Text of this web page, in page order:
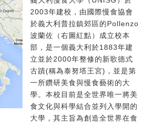
2003年建校，由國際慢食協會
於義大利普拉鎮郊區的Pollenzo
波蘭佐（右圖紅點）成立校本
部，是一個義大利於1883年建
立並於2000年整修的新歌德式
古蹟(稱為泰努塔王宮)，並是第
一所鑽研美食與慢食藝術的大
學。本校目前是全世界唯一將美
食文化與科學結合並列入學開的
大學，其主旨為創造全世界在食